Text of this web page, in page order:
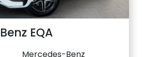
EQA
Mercedes-Benz